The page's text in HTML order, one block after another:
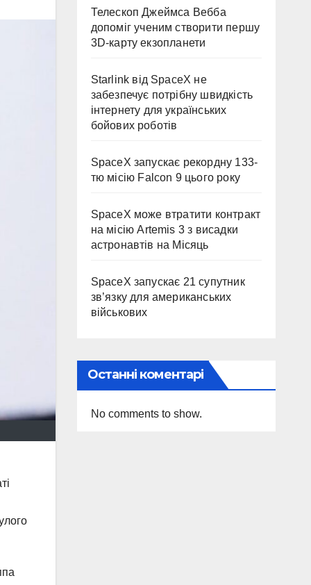
Телескоп Джеймса Вебба
допоміг ученим створити першу
3D-карту екзопланети
Starlink від SpaceX не
забезпечує потрібну швидкість
інтернету для українських
бойових роботів
SpaceX запускає рекордну 133-
тю місію Falcon 9 цього року
SpaceX може втратити контракт
на місію Artemis 3 з висадки
астронавтів на Місяць
SpaceX запускає 21 супутник
зв’язку для американських
військових
Останні коментарі
No comments to show.